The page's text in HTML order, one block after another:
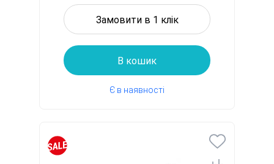
Замовити в 1 клік
В кошик
Є в наявності